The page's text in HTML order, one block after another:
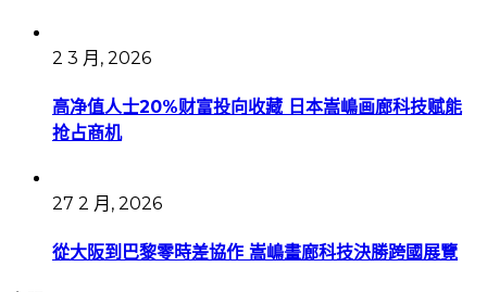
2 3 月, 2026
高净值人士20%财富投向收藏 日本嵩嶋画廊科技赋能
抢占商机
27 2 月, 2026
從大阪到巴黎零時差協作 嵩嶋畫廊科技決勝跨國展覽